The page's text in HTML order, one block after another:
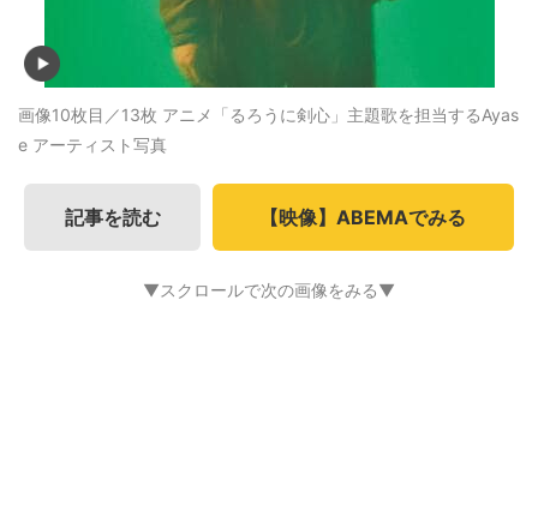
画像10枚目／13枚 アニメ「るろうに剣心」主題歌を担当するAyas
e アーティスト写真
記事を読む 【映像】ABEMAでみる
▼スクロールで次の画像をみる▼